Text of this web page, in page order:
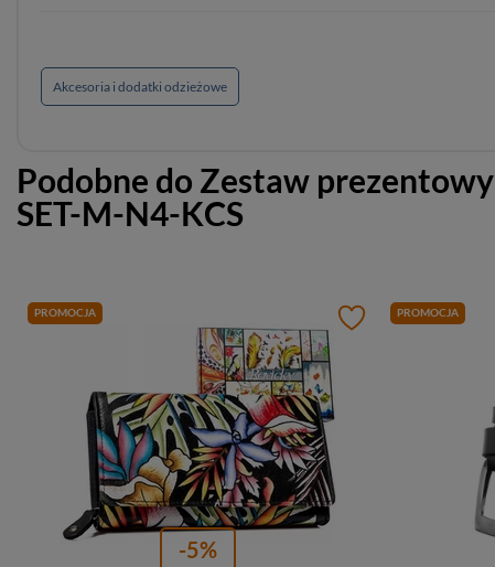
Akcesoria i dodatki odzieżowe
Podobne do Zestaw
SET-M-N4-KCS
PROMOCJA
-5%
PROMOCJA